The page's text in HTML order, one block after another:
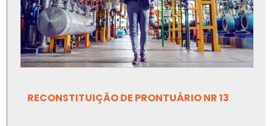
Empresa de inspeção de tubulação industrial
Empresa de inspeção em caldeiras
Empresa de inspeção em caldeiras e vasos de pressão
Empresa de inspeção em tubulações
RECONSTITUIÇÃO DE PRONTUÁRIO NR 13